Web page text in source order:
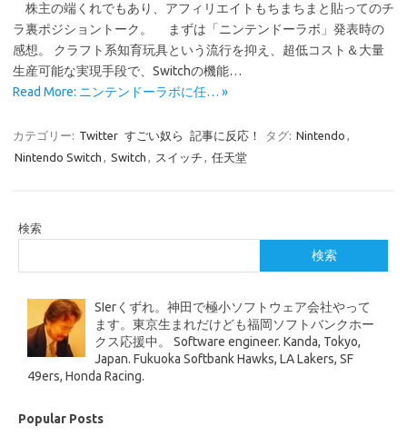
株主の端くれでもあり、アフィリエイトもちまちまと貼ってのチ
ラ裏ポジショントーク。 まずは「ニンテンドーラボ」発表時の
感想。 クラフト系知育玩具という流行を抑え、超低コスト＆大量
生産可能な実現手段で、Switchの機能…
Read More: ニンテンドーラボに任… »
カテゴリー: Twitter すごい奴ら 記事に反応！ タグ: Nintendo ,
Nintendo Switch , Switch , スイッチ , 任天堂
検索
検索
SIerくずれ。神田で極小ソフトウェア会社やって
ます。東京生まれだけども福岡ソフトバンクホー
クス応援中。 Software engineer. Kanda, Tokyo,
Japan. Fukuoka Softbank Hawks, LA Lakers, SF
49ers, Honda Racing.
Popular Posts